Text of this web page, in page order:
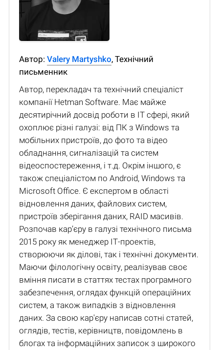
Автор: Valery Martyshko, Технічний
письменник
Автор, перекладач та технічний спеціаліст
компанії Hetman Software. Має майже
десятирічний досвід роботи в IT сфері, який
охоплює різні галузі: від ПК з Windows та
мобільних пристроїв, до фото та відео
обладнання, сигналізацій та систем
відеоспостереження, і т.д. Окрім іншого, є
також спеціалістом по Android, Windows та
Microsoft Office. Є експертом в області
відновлення даних, файлових систем,
пристроїв зберігання даних, RAID масивів.
Розпочав кар’єру в галузі технічного письма
2015 року як менеджер ІТ-проектів,
створюючи як ділові, так і технічні документи.
Маючи філологічну освіту, реалізував своє
вміння писати в статтях тестах програмного
забезпечення, оглядах функцій операційних
систем, а також випадків з відновлення
даних. За свою кар'єру написав сотні статей,
оглядів, тестів, керівництв, повідомлень в
блогах та інформаційних записок з широкого